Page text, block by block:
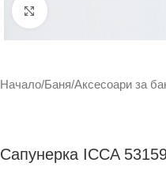
Начало Баня Аксесоари за
Сапунерка ICCA